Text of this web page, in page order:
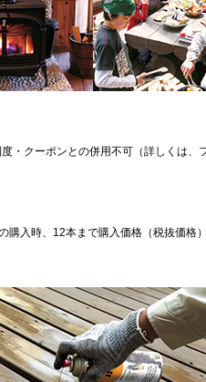
・クーポンとの併用不可（詳しくは、
購入時、12本まで購入価格（税抜価格